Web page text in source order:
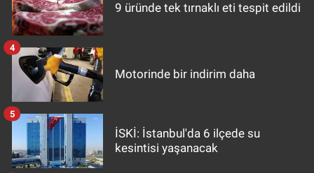
9 üründe tek tırnaklı eti tespit edildi
Motorinde bir indirim daha
4
İSKİ: İstanbul'da 6 ilçede su
kesintisi yaşanacak
5